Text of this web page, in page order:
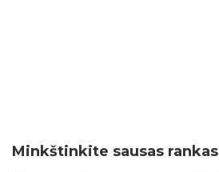
Minkštinkite sausas rankas